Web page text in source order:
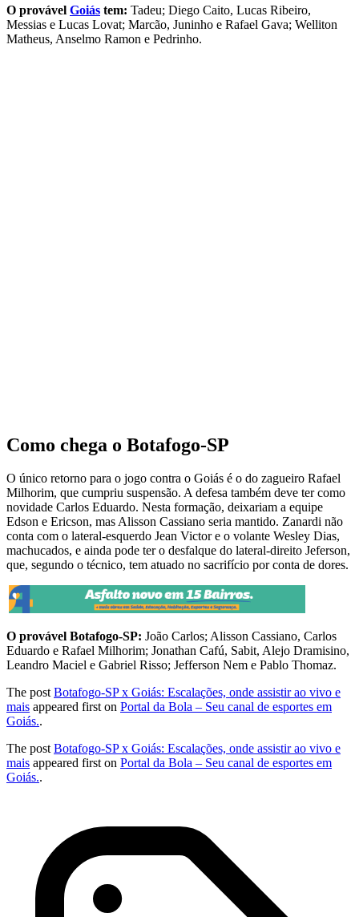
O provável Goiás tem: Tadeu; Diego Caito, Lucas Ribeiro,
Messias e Lucas Lovat; Marcão, Juninho e Rafael Gava; Welliton
Matheus, Anselmo Ramon e Pedrinho.
Como chega o Botafogo-SP
O único retorno para o jogo contra o Goiás é o do zagueiro Rafael
Milhorim, que cumpriu suspensão. A defesa também deve ter como
novidade Carlos Eduardo. Nesta formação, deixariam a equipe
Edson e Ericson, mas Alisson Cassiano seria mantido. Zanardi não
conta com o lateral-esquerdo Jean Victor e o volante Wesley Dias,
machucados, e ainda pode ter o desfalque do lateral-direito Jeferson,
que, segundo o técnico, tem atuado no sacrifício por conta de dores.
O provável Botafogo-SP: João Carlos; Alisson Cassiano, Carlos
Eduardo e Rafael Milhorim; Jonathan Cafú, Sabit, Alejo Dramisino,
Leandro Maciel e Gabriel Risso; Jefferson Nem e Pablo Thomaz.
The postBotafogo-SP x Goiás: Escalações, onde assistir ao vivo e
mais appeared first on Portal da Bola – Seu canal de esportes em
Goiás..
The postBotafogo-SP x Goiás: Escalações, onde assistir ao vivo e
mais appeared first on Portal da Bola – Seu canal de esportes em
Goiás..